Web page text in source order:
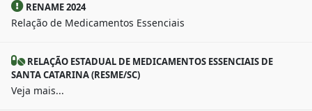
RENAME 2024
Relação de Medicamentos Essenciais
RELAÇÃO ESTADUAL DE MEDICAMENTOS ESSENCIAIS DE
SANTA CATARINA (RESME/SC)
Veja mais...